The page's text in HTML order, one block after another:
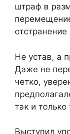
штраф в
Не устав, а
Даже не
четко,
так и
Выступил